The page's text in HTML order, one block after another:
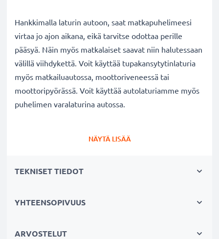
Hankkimalla laturin autoon, saat matkapuhelimeesi
virtaa jo ajon aikana, eikä tarvitse odottaa perille
pääsyä. Näin myös matkalaiset saavat niin halutessaan
välillä viihdykettä. Voit käyttää tupakansytytinlaturia
myös matkailuautossa, moottoriveneessä tai
moottoripyörässä. Voit käyttää autolaturiamme myös
puhelimen varalaturina autossa.
auton tupakansytyttimeen
ja murtumaton liitin
NÄYTÄ LISÄÄ
TEKNISET TIEDOT
YHTEENSOPIVUUS
ARVOSTELUT